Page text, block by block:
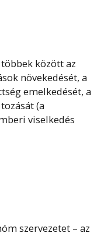
között az
növekedését, a
emelkedését, a
(a
viselkedés
szervezetet – az